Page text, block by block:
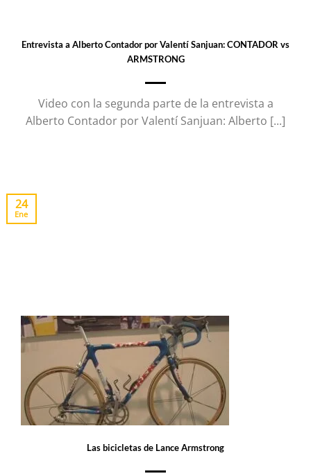
Entrevista a Alberto Contador por Valentí Sanjuan: CONTADOR vs
ARMSTRONG
Video con la segunda parte de la entrevista a
Alberto Contador por Valentí Sanjuan: Alberto [...]
Las bicicletas de Lance Armstrong
24
Ene